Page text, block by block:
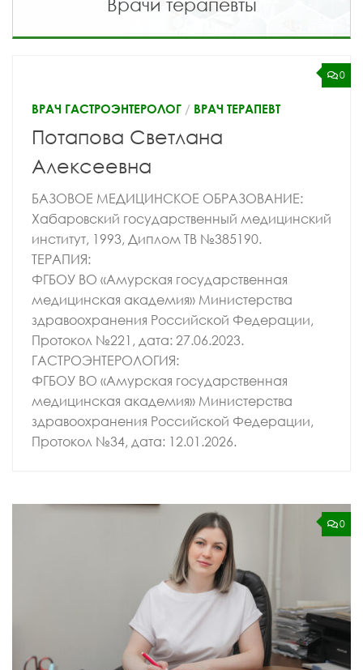
Врачи терапевты
0
ВРАЧ ГАСТРОЭНТЕРОЛОГ / ВРАЧ ТЕРАПЕВТ
Потапова Светлана
Алексеевна
БАЗОВОЕ МЕДИЦИНСКОЕ ОБРАЗОВАНИЕ:
Хабаровский государственный медицинский
институт, 1993, Диплом ТВ №385190.
ТЕРАПИЯ:
ФГБОУ ВО «Амурская государственная
медицинская академия» Министерства
здравоохранения Российской Федерации,
Протокол №221, дата: 27.06.2023.
ГАСТРОЭНТЕРОЛОГИЯ:
ФГБОУ ВО «Амурская государственная
медицинская академия» Министерства
здравоохранения Российской Федерации,
Протокол №34, дата: 12.01.2026.
0